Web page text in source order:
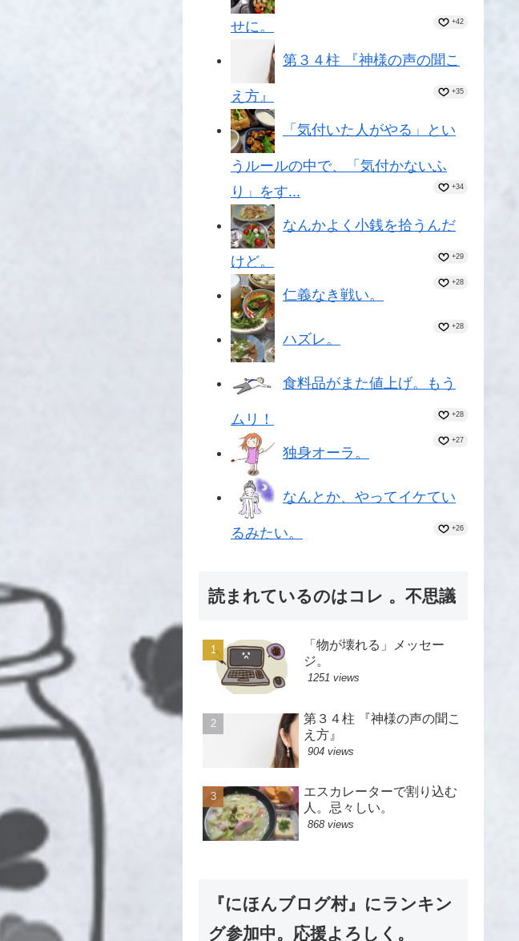
せに。 +42
第３４柱 『神様の声の聞こ
え方』 +35
「気付いた人がやる」とい
うルールの中で、「気付かないふ
り」をす...
+34
なんかよく小銭を拾うんだ
けど。 +29
仁義なき戦い。
+28
ハズレ。
+28
食料品がまた値上げ。もう
ムリ！ +28
独身オーラ。
+27
なんとか、やってイケてい
るみたい。 +26
読まれているのはコレ 。不思議
「物が壊れる」メッセー
ジ。
1251 views
第３４柱 『神様の声の聞こ
え方』
904 views
エスカレーターで割り込む
人。忌々しい。
868 views
『にほんブログ村』にランキン
グ参加中。応援よろしく。